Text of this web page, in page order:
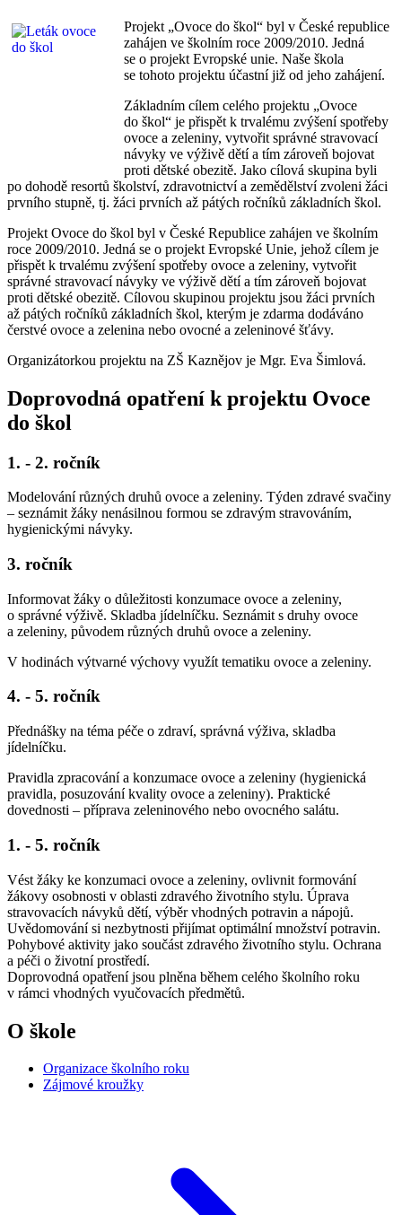
Projekt „Ovoce do škol“ byl v České republice
zahájen ve školním roce 2009/2010. Jedná
se o projekt Evropské unie. Naše škola
se tohoto projektu účastní již od jeho zahájení.
Základním cílem celého projektu „Ovoce
do škol“ je přispět k trvalému zvýšení spotřeby
ovoce a zeleniny, vytvořit správné stravovací
návyky ve výživě dětí a tím zároveň bojovat
proti dětské obezitě. Jako cílová skupina byli
po dohodě resortů školství, zdravotnictví a zemědělství zvoleni žáci
prvního stupně, tj. žáci prvních až pátých ročníků základních škol.
Projekt Ovoce do škol byl v České Republice zahájen ve školním
roce 2009/2010. Jedná se o projekt Evropské Unie, jehož cílem je
přispět k trvalému zvýšení spotřeby ovoce a zeleniny, vytvořit
správné stravovací návyky ve výživě dětí a tím zároveň bojovat
proti dětské obezitě. Cílovou skupinou projektu jsou žáci prvních
až pátých ročníků základních škol, kterým je zdarma dodáváno
čerstvé ovoce a zelenina nebo ovocné a zeleninové šťávy.
Organizátorkou projektu na ZŠ Kaznějov je Mgr. Eva Šimlová.
Doprovodná opatření k projektu Ovoce
do škol
1. - 2. ročník
Modelování různých druhů ovoce a zeleniny. Týden zdravé svačiny
– seznámit žáky nenásilnou formou se zdravým stravováním,
hygienickými návyky.
3. ročník
Informovat žáky o důležitosti konzumace ovoce a zeleniny,
o správné výživě. Skladba jídelníčku. Seznámit s druhy ovoce
a zeleniny, původem různých druhů ovoce a zeleniny.
V hodinách výtvarné výchovy využít tematiku ovoce a zeleniny.
4. - 5. ročník
Přednášky na téma péče o zdraví, správná výživa, skladba
jídelníčku.
Pravidla zpracování a konzumace ovoce a zeleniny (hygienická
pravidla, posuzování kvality ovoce a zeleniny). Praktické
dovednosti – příprava zeleninového nebo ovocného salátu.
1. - 5. ročník
Vést žáky ke konzumaci ovoce a zeleniny, ovlivnit formování
žákovy osobnosti v oblasti zdravého životního stylu. Úprava
stravovacích návyků dětí, výběr vhodných potravin a nápojů.
Uvědomování si nezbytnosti přijímat optimální množství potravin.
Pohybové aktivity jako součást zdravého životního stylu. Ochrana
a péči o životní prostředí.
Doprovodná opatření jsou plněna během celého školního roku
v rámci vhodných vyučovacích předmětů.
O škole
Organizace školního roku
Zájmové kroužky